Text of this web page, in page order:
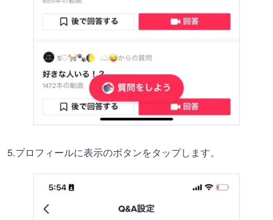
5.プロフィールに表示のボタンをタップします。